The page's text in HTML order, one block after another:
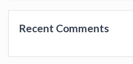
Recent Comments